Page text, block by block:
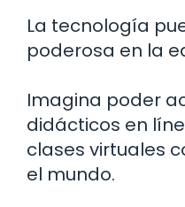
La tecnología
poderosa en la
Imagina poder
didácticos en
clases virtuales
el mundo.